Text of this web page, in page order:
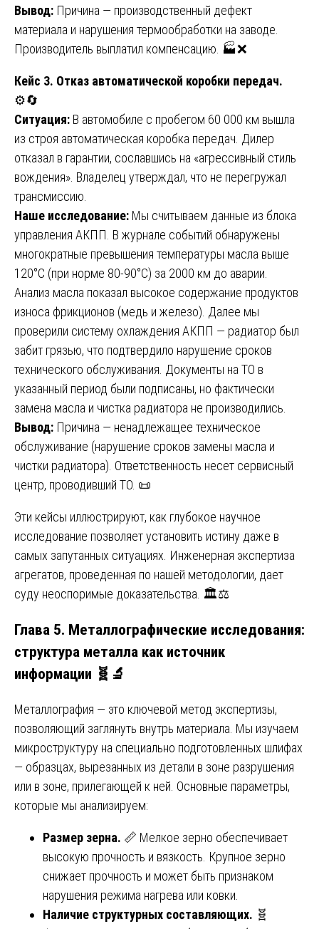
Вывод: Причина — производственный дефект
материала и нарушения термообработки на заводе.
Производитель выплатил компенсацию. 🏭❌
Кейс 3. Отказ автоматической коробки передач.
⚙️🔄
Ситуация: В автомобиле с пробегом 60 000 км вышла
из строя автоматическая коробка передач. Дилер
отказал в гарантии, сославшись на «агрессивный стиль
вождения». Владелец утверждал, что не перегружал
трансмиссию.
Наше исследование: Мы считываем данные из блока
управления АКПП. В журнале событий обнаружены
многократные превышения температуры масла выше
120°C (при норме 80-90°C) за 2000 км до аварии.
Анализ масла показал высокое содержание продуктов
износа фрикционов (медь и железо). Далее мы
проверили систему охлаждения АКПП — радиатор был
забит грязью, что подтвердило нарушение сроков
технического обслуживания. Документы на ТО в
указанный период были подписаны, но фактически
замена масла и чистка радиатора не производились.
Вывод: Причина — ненадлежащее техническое
обслуживание (нарушение сроков замены масла и
чистки радиатора). Ответственность несет сервисный
центр, проводивший ТО. 📜
Эти кейсы иллюстрируют, как глубокое научное
исследование позволяет установить истину даже в
самых запутанных ситуациях. Инженерная экспертиза
агрегатов, проведенная по нашей методологии, дает
суду неоспоримые доказательства. 🏛️⚖️
Глава 5. Металлографические исследования:
структура металла как источник
информации 🧬🔬
Металлография — это ключевой метод экспертизы,
позволяющий заглянуть внутрь материала. Мы изучаем
микроструктуру на специально подготовленных шлифах
— образцах, вырезанных из детали в зоне разрушения
или в зоне, прилегающей к ней. Основные параметры,
которые мы анализируем:
Размер зерна. 📏 Мелкое зерно обеспечивает
высокую прочность и вязкость. Крупное зерно
снижает прочность и может быть признаком
нарушения режима нагрева или ковки.
Наличие структурных составляющих. 🧬